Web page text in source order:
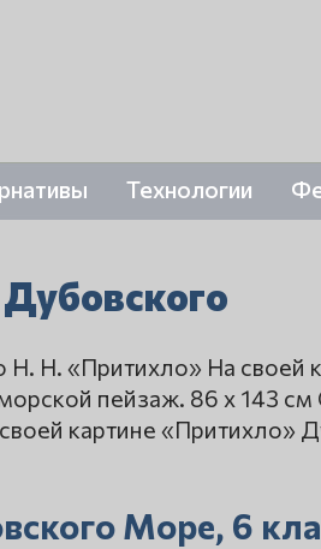
Технологии
Н. «Притихло» На своей
пейзаж. 86 х 143 см
картине «Притихло»
Море, 6